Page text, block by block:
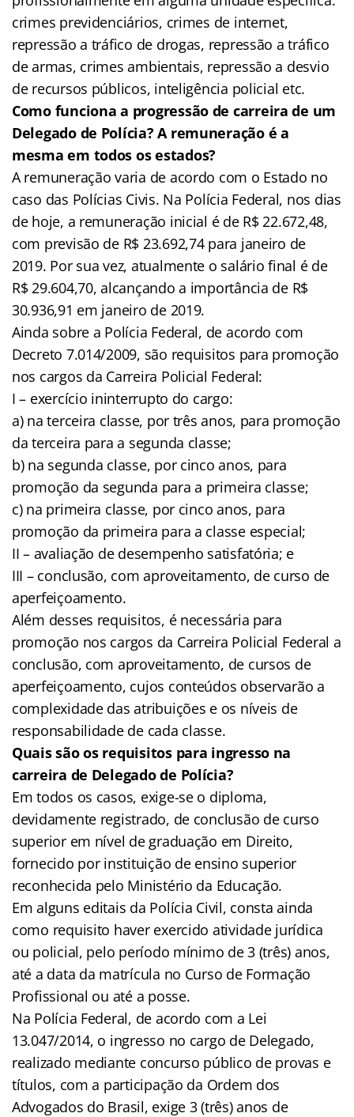
crimes previdenciários, crimes de internet,
repressão a tráfico de drogas, repressão a tráfico
de armas, crimes ambientais, repressão a desvio
de recursos públicos, inteligência policial etc.
Como funciona a progressão de carreira de um
Delegado de Polícia? A remuneração é a
mesma em todos os estados?
A remuneração varia de acordo com o Estado no
caso das Polícias Civis. Na Polícia Federal, nos dias
de hoje, a remuneração inicial é de R$ 22.672,48,
com previsão de R$ 23.692,74 para janeiro de
2019. Por sua vez, atualmente o salário final é de
R$ 29.604,70, alcançando a importância de R$
30.936,91 em janeiro de 2019.
Ainda sobre a Polícia Federal, de acordo com
Decreto 7.014/2009, são requisitos para promoção
nos cargos da Carreira Policial Federal:
I – exercício ininterrupto do cargo:
a) na terceira classe, por três anos, para promoção
da terceira para a segunda classe;
b) na segunda classe, por cinco anos, para
promoção da segunda para a primeira classe;
c) na primeira classe, por cinco anos, para
promoção da primeira para a classe especial;
II – avaliação de desempenho satisfatória; e
III – conclusão, com aproveitamento, de curso de
aperfeiçoamento.
Além desses requisitos, é necessária para
promoção nos cargos da Carreira Policial Federal a
conclusão, com aproveitamento, de cursos de
aperfeiçoamento, cujos conteúdos observarão a
complexidade das atribuições e os níveis de
responsabilidade de cada classe.
Quais são os requisitos para ingresso na
carreira de Delegado de Polícia?
Em todos os casos, exige-se o diploma,
devidamente registrado, de conclusão de curso
superior em nível de graduação em Direito,
fornecido por instituição de ensino superior
reconhecida pelo Ministério da Educação.
Em alguns editais da Polícia Civil, consta ainda
como requisito haver exercido atividade jurídica
ou policial, pelo período mínimo de 3 (três) anos,
até a data da matrícula no Curso de Formação
Profissional ou até a posse.
Na Polícia Federal, de acordo com a Lei
13.047/2014, o ingresso no cargo de Delegado,
realizado mediante concurso público de provas e
títulos, com a participação da Ordem dos
Advogados do Brasil, exige 3 (três) anos de